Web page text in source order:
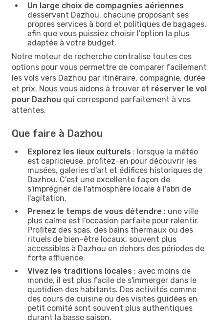
Un large choix de compagnies aériennes
desservant Dazhou, chacune proposant ses
propres services à bord et politiques de bagages,
afin que vous puissiez choisir l'option la plus
adaptée à votre budget.
Notre moteur de recherche centralise toutes ces
options pour vous permettre de comparer facilement
les vols vers Dazhou par itinéraire, compagnie, durée
et prix. Nous vous aidons à trouver et réserver le vol
pour Dazhou qui correspond parfaitement à vos
attentes.
Que faire à Dazhou
Explorez les lieux culturels : lorsque la météo
est capricieuse, profitez-en pour découvrir les
musées, galeries d'art et édifices historiques de
Dazhou. C’est une excellente façon de
s'imprégner de l'atmosphère locale à l'abri de
l'agitation.
Prenez le temps de vous détendre : une ville
plus calme est l'occasion parfaite pour ralentir.
Profitez des spas, des bains thermaux ou des
rituels de bien-être locaux, souvent plus
accessibles à Dazhou en dehors des périodes de
forte affluence.
Vivez les traditions locales : avec moins de
monde, il est plus facile de s'immerger dans le
quotidien des habitants. Des activités comme
des cours de cuisine ou des visites guidées en
petit comité sont souvent plus authentiques
durant la basse saison.